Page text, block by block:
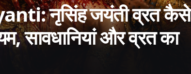
नृसिंह जयंती व्रत कैसे
सावधानियां और व्रत का